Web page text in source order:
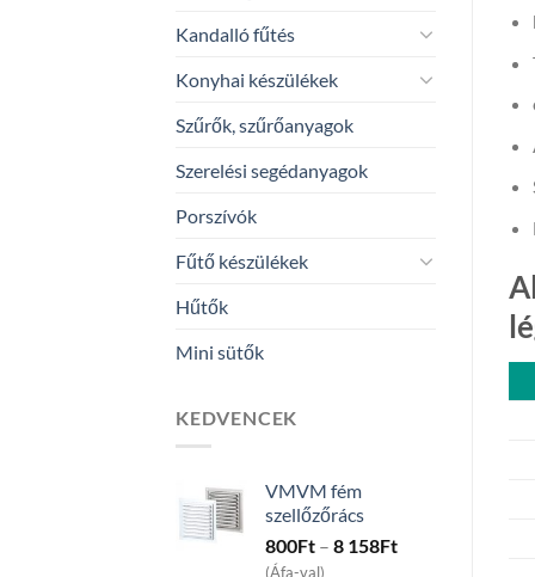
Kandalló fűtés
Konyhai készülékek
Szűrők, szűrőanyagok
Szerelési segédanyagok
Porszívók
Fűtő készülékek
Hűtők
Mini sütők
KEDVENCEK
VMVM fém
szellőzőrács
800Ft – 8 158FtPrice
(Áfa-val)